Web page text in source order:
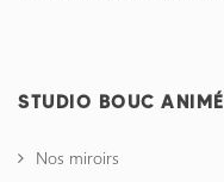
STUDIO BOUC ANIMÉ
Nos miroirs